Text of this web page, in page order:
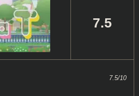
7.5
7.5/10